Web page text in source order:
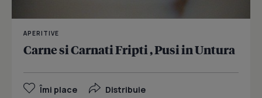
APERITIVE
Carne si Carnati Fripti , Pusi in Untura
Îmi place Distribuie